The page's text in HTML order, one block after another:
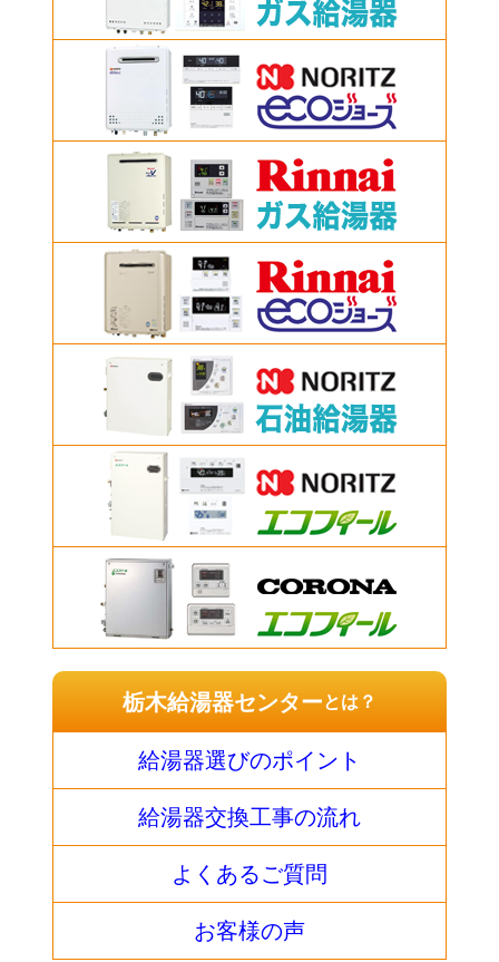
栃木給湯器センターとは？
給湯器選びのポイント
給湯器交換工事の流れ
よくあるご質問
お客様の声